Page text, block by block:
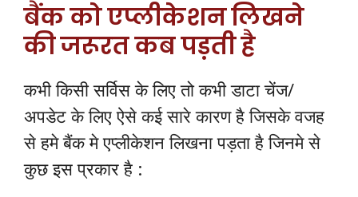
बैंक को एप्लीकेशन लिखने
की जरूरत कब पड़ती है
कभी किसी सर्विस के लिए तो कभी डाटा चेंज/
अपडेट के लिए ऐसे कई सारे कारण है जिसके वजह
से हमे बैंक मे एप्लीकेशन लिखना पड़ता है जिनमे से
कुछ इस प्रकार है :